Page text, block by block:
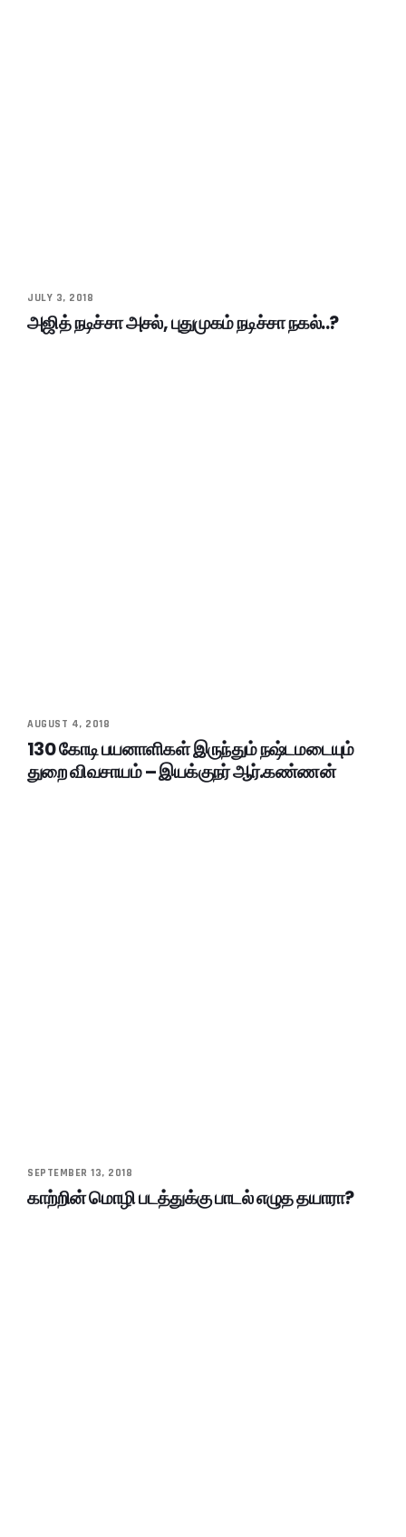
JULY 3, 2018
அஜித் நடிச்சா அசல், புதுமுகம் நடிச்சா நகல்..?
AUGUST 4, 2018
130 கோடி பயனாளிகள் இருந்தும் நஷ்டமடையும்
துறை விவசாயம் – இயக்குநர் ஆர்.கண்ணன்
SEPTEMBER 13, 2018
காற்றின் மொழி படத்துக்கு பாடல் எழுத தயாரா?